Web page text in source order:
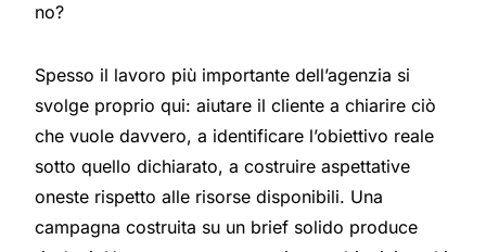
no?
Spesso il lavoro più importante dell’agenzia si
svolge proprio qui: aiutare il cliente a chiarire ciò
che vuole davvero, a identificare l’obiettivo reale
sotto quello dichiarato, a costruire aspettative
oneste rispetto alle risorse disponibili. Una
campagna costruita su un brief solido produce